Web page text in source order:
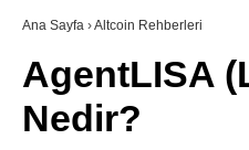
SÖZLÜK
Ana Sayfa ›Altcoin Rehberleri
AgentLISA
Nedir?